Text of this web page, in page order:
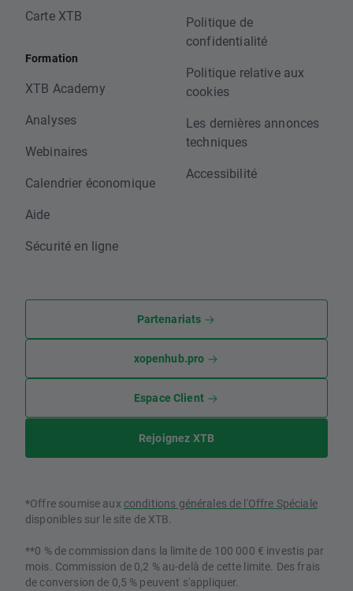
Carte XTB
Formation
XTB Academy
Analyses
Webinaires
Calendrier économique
Aide
Sécurité en ligne
Politique de
confidentialité
Politique relative aux
cookies
Les dernières annonces
techniques
Accessibilité
Partenariats
xopenhub.pro
Espace Client
Rejoignez XTB
*Offre soumise aux conditions générales de l'Offre Spéciale
disponibles sur le site de XTB.
**0 % de commission dans la limite de 100 000 € investis par
mois. Commission de 0,2 % au-delà de cette limite. Des frais
de conversion de 0,5 % peuvent s'appliquer.